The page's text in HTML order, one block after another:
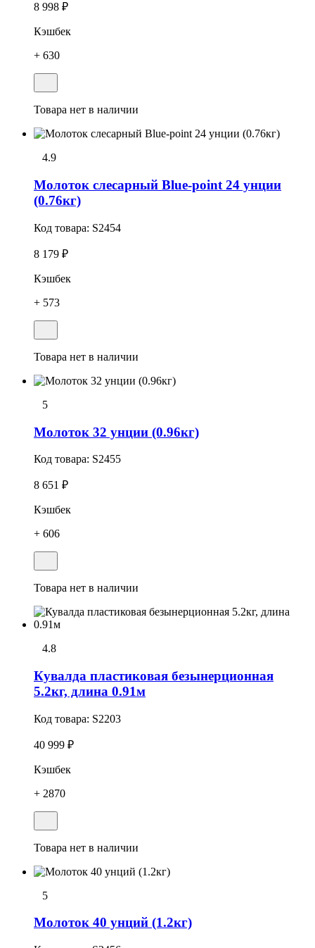
8 998 ₽
Кэшбек
+ 630
Товара нет в наличии
4.9
Молоток слесарный Blue-point 24 унции
(0.76кг)
Код товара: S2454
8 179 ₽
Кэшбек
+ 573
Товара нет в наличии
5
Молоток 32 унции (0.96кг)
Код товара: S2455
8 651 ₽
Кэшбек
+ 606
Товара нет в наличии
4.8
Кувалда пластиковая безынерционная
5.2кг, длина 0.91м
Код товара: S2203
40 999 ₽
Кэшбек
+ 2870
Товара нет в наличии
5
Молоток 40 унций (1.2кг)